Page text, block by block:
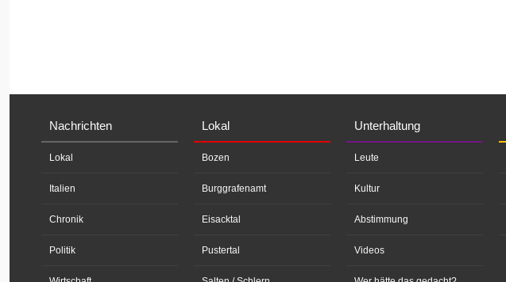
Nachrichten
Lokal
Italien
Chronik
Politik
Lokal
Bozen
Burggrafenamt
Eisacktal
Pustertal
Unterhaltung
Leute
Kultur
Abstimmung
Videos